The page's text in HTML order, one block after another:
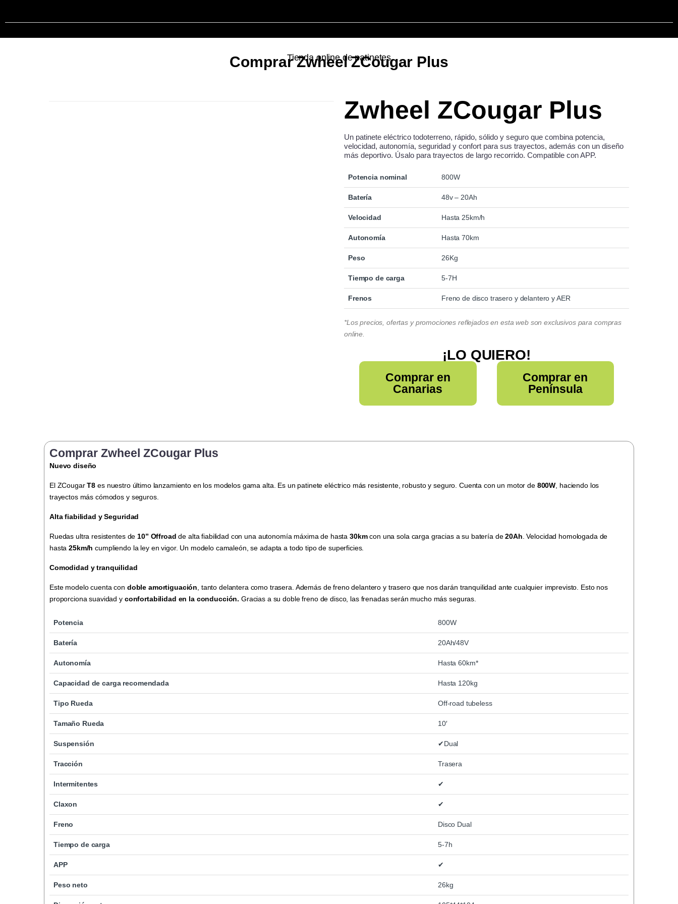
Tienda online de patinetes
Comprar Zwheel ZCougar Plus
Zwheel ZCougar Plus
Un patinete eléctrico todoterreno, rápido, sólido y seguro que combina potencia,
velocidad, autonomía, seguridad y confort para sus trayectos, además con un diseño
más deportivo. Úsalo para trayectos de largo recorrido. Compatible con APP.
Potencia nominal 800W
Batería 48v – 20Ah
Velocidad Hasta 25km/h
Autonomía Hasta 70km
Peso 26Kg
Tiempo de carga 5-7H
Frenos Freno de disco trasero y delantero y AER
*Los precios, ofertas y promociones reflejados en esta web son exclusivos para compras
online.
¡LO QUIERO!
Comprar en
Canarias
Comprar en
Península
Comprar Zwheel ZCougar Plus
Nuevo diseño
El ZCougarT8 es nuestro último lanzamiento en los modelos gama alta. Es un patinete eléctrico más resistente, robusto y seguro. Cuenta con un motor de 800W , haciendo los
trayectos más cómodos y seguros.
Alta fiabilidad y Seguridad
Ruedas ultra resistentes de 10” Offroad de alta fiabilidad con una autonomía máxima de hasta30kmcon una sola carga gracias a su batería de20Ah . Velocidad homologada de
hasta25km/h cumpliendo la ley en vigor. Un modelo camaleón, se adapta a todo tipo de superficies.
Comodidad y tranquilidad
Este modelo cuenta con doble amortiguación , tanto delantera como trasera. Además de freno delantero y trasero que nos darán tranquilidad ante cualquier imprevisto. Esto nos
proporciona suavidad y confortabilidad en la conducción. Gracias a su doble freno de disco, las frenadas serán mucho más seguras.
Potencia 800W
Batería 20Ah/48V
Autonomía Hasta 60km*
Capacidad de carga recomendada Hasta 120kg
Tipo Rueda Off-road tubeless
Tamaño Rueda 10′
Suspensión ✔Dual
Tracción Trasera
Intermitentes ✔
Claxon ✔
Freno Disco Dual
Tiempo de carga 5-7h
APP ✔
Peso neto 26kg